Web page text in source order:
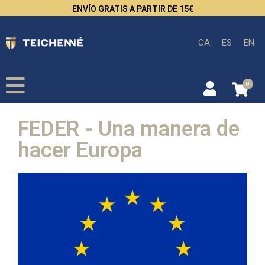
ENVÍO GRATIS A PARTIR DE 15€
CA ES EN
0
FEDER - Una manera de
hacer Europa